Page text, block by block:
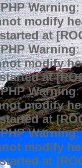
Warning:
modify
at
Warning:
modify
at
Warning
modify
at
Warning:
modify
at